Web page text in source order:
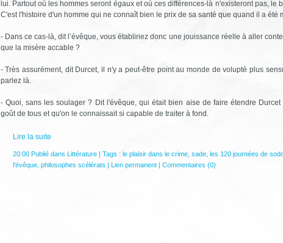
lui. Partout où les hommes seront égaux et où ces différences-là n'existeront pas, le
C'est l'histoire d'un homme qui ne connaît bien le prix de sa santé que quand il a été
- Dans ce cas-là, dit l’évêque, vous établiriez donc une jouissance réelle à aller
que la misère accable ?
- Très assurément, dit Durcet, il n'y a peut-être point au monde de volupté plus
parlez là.
- Quoi, sans les soulager ? Dit l'évêque, qui était bien aise de faire étendre
goût de tous et qu'on le connaissait si capable de traiter à fond.
Lire la suite
20:00 Publié dans Littérature| Tags : le plaisir dans le crime, sade, les 120 journées de
l'évêque, philosophes scélérats | Lien permanent| Commentaires (0)